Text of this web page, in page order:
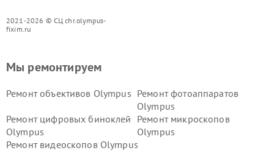
2021-2026 © СЦ chr.olympus-
fixim.ru
Мы ремонтируем
Ремонт объективов Olympus Ремонт фотоаппаратов
Olympus
Ремонт цифровых биноклей
Olympus
Ремонт микроскопов
Olympus
Ремонт видеоскопов Olympus